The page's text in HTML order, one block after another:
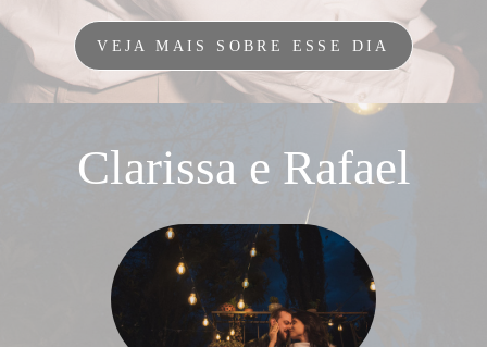
VEJA MAIS SOBRE ESSE DIA
Clarissa e Rafael